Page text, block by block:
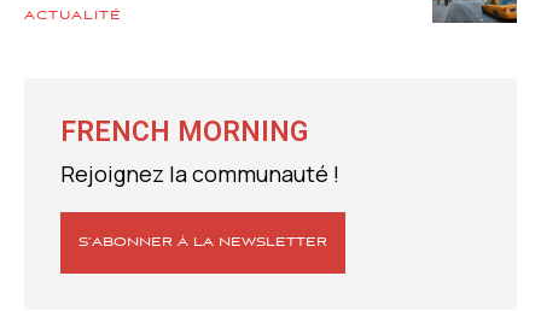
ACTUALITÉ
FRENCH MORNING
Rejoignez la communauté !
S’ABONNER À LA NEWSLETTER